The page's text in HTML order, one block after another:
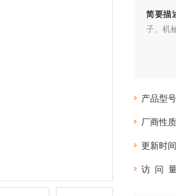
简要描
子、机
产品型号
厂商性质
更新时间
访 问 量